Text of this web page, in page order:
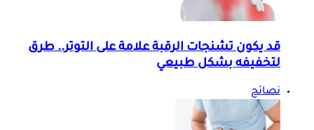
قد يكون تشنجات الرقبة علامة على التوتر.. طرق
لتخفيفه بشكل طبيعي
نصائح